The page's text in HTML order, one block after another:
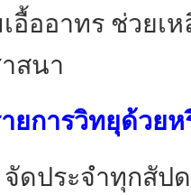
อื้ออาทร ช่วยเ
สนา
ยการวิทยุด้วยห
ระจำทุกสัปดา